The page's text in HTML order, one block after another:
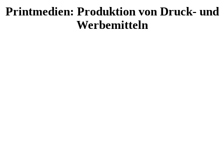
Printmedien: Produktion von Druck- und
Werbemitteln